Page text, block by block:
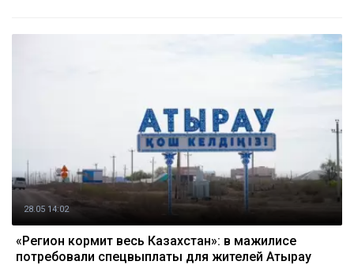
28.05 14:02
«Регион кормит весь Казахстан»: в мажилисе
потребовали спецвыплаты для жителей Атырау